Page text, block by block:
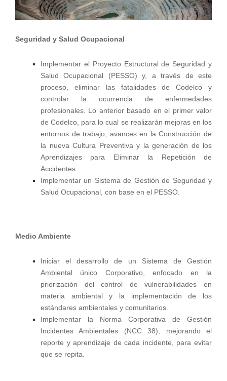
Seguridad y Salud Ocupacional
Implementar el Proyecto Estructural de Seguridad y
Salud Ocupacional (PESSO) y, a través de este
proceso, eliminar las fatalidades de Codelco y
controlar la ocurrencia de enfermedades
profesionales. Lo anterior basado en el primer valor
de Codelco, para lo cual se realizarán mejoras en los
entornos de trabajo, avances en la Construcción de
la nueva Cultura Preventiva y la generación de los
Aprendizajes para Eliminar la Repetición de
Accidentes.
Implementar un Sistema de Gestión de Seguridad y
Salud Ocupacional, con base en el PESSO.
Medio Ambiente
Iniciar el desarrollo de un Sistema de Gestión
Ambiental único Corporativo, enfocado en la
priorización del control de vulnerabilidades en
materia ambiental y la implementación de los
estándares ambientales y comunitarios.
Implementar la Norma Corporativa de Gestión
Incidentes Ambientales (NCC 38), mejorando el
reporte y aprendizaje de cada incidente, para evitar
que se repita.